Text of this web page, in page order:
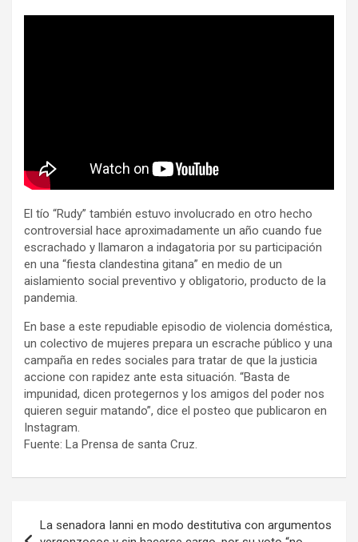
El tío “Rudy” también estuvo involucrado en otro hecho
controversial hace aproximadamente un año cuando fue
escrachado y llamaron a indagatoria por su participación
en una “fiesta clandestina gitana” en medio de un
aislamiento social preventivo y obligatorio, producto de la
pandemia.
En base a este repudiable episodio de violencia doméstica,
un colectivo de mujeres prepara un escrache público y una
campaña en redes sociales para tratar de que la justicia
accione con rapidez ante esta situación. “Basta de
impunidad, dicen protegernos y los amigos del poder nos
quieren seguir matando”, dice el posteo que publicaron en
Instagram.
Fuente: La Prensa de santa Cruz.
La senadora Ianni en modo destitutiva con argumentos